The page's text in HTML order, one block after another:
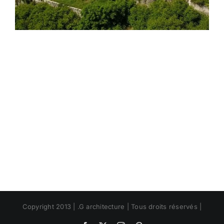
Copyright 2013 | .G architecture | Tous droits réservés |